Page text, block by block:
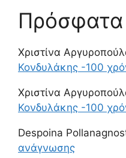
Πρόσφατα
Χριστίνα
Κονδυλάκης -100
Χριστίνα
Κονδυλάκης -100
Despoina
ανάγνωσης